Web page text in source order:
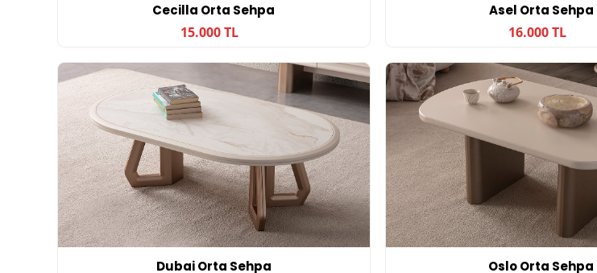
Cecilla Orta Sehpa
15.000 TL
Asel Orta Sehpa
16.000 TL
Dubai Orta Sehpa Oslo Orta Sehpa